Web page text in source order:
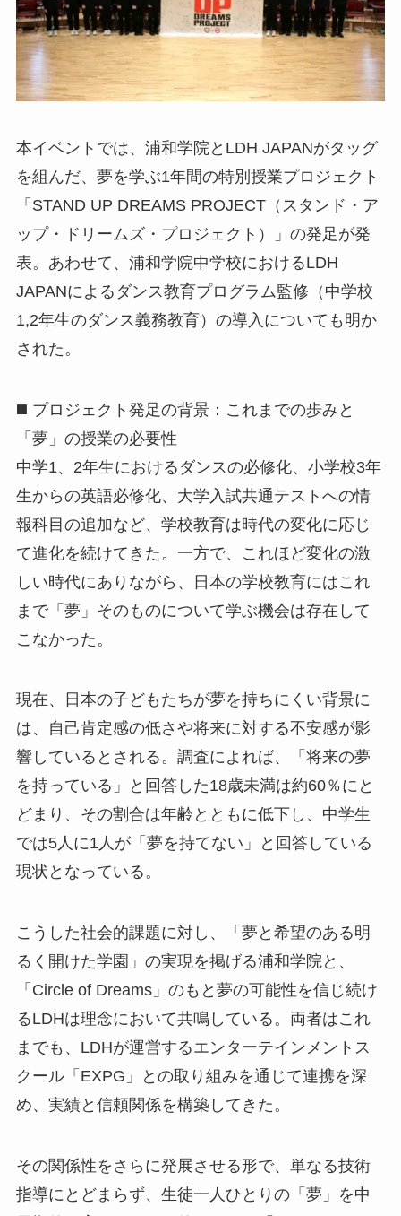
本イベントでは、浦和学院とLDH JAPANがタッグ
を組んだ、夢を学ぶ1年間の特別授業プロジェクト
「STAND UP DREAMS PROJECT（スタンド・ア
ップ・ドリームズ・プロジェクト）」の発足が発
表。あわせて、浦和学院中学校におけるLDH
JAPANによるダンス教育プログラム監修（中学校
1,2年生のダンス義務教育）の導入についても明か
された。
◼️ プロジェクト発足の背景：これまでの歩みと
「夢」の授業の必要性
中学1、2年生におけるダンスの必修化、小学校3年
生からの英語必修化、大学入試共通テストへの情
報科目の追加など、学校教育は時代の変化に応じ
て進化を続けてきた。一方で、これほど変化の激
しい時代にありながら、日本の学校教育にはこれ
まで「夢」そのものについて学ぶ機会は存在して
こなかった。
現在、日本の子どもたちが夢を持ちにくい背景に
は、自己肯定感の低さや将来に対する不安感が影
響しているとされる。調査によれば、「将来の夢
を持っている」と回答した18歳未満は約60％にと
どまり、その割合は年齢とともに低下し、中学生
では5人に1人が「夢を持てない」と回答している
現状となっている。
こうした社会的課題に対し、「夢と希望のある明
るく開けた学園」の実現を掲げる浦和学院と、
「Circle of Dreams」のもと夢の可能性を信じ続け
るLDHは理念において共鳴している。両者はこれ
までも、LDHが運営するエンターテインメントス
クール「EXPG」との取り組みを通じて連携を深
め、実績と信頼関係を構築してきた。
その関係性をさらに発展させる形で、単なる技術
指導にとどまらず、生徒一人ひとりの「夢」を中